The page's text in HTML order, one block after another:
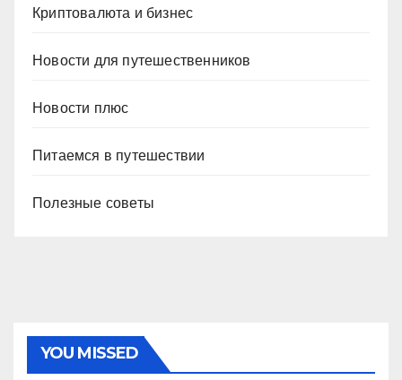
Криптовалюта и бизнес
Новости для путешественников
Новости плюс
Питаемся в путешествии
Полезные советы
YOU MISSED